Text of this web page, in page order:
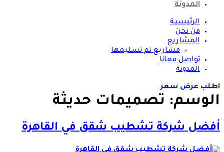
المدونة
الرئيسية
من نحن
المشاريع
مشاريع تم تسليمها
تواصل معانا
المدونة
اطلب عرض سعر
الوسم: تصميمات حديثة
أفضل شركة تشطيب شقق في القاهرة